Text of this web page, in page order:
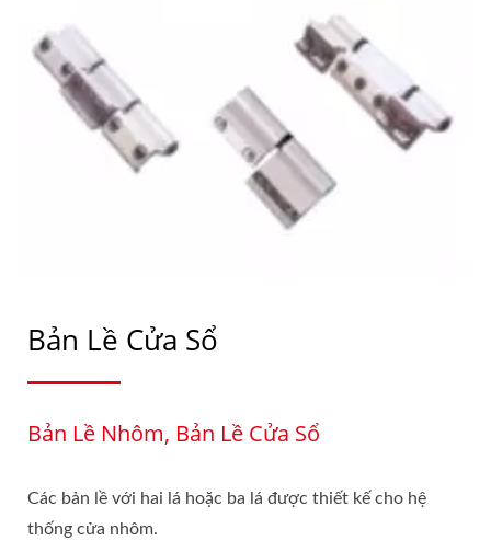
Bản Lề Cửa Sổ
Bản Lề Nhôm, Bản Lề Cửa Sổ
Các bản lề với hai lá hoặc ba lá được thiết kế cho hệ
thống cửa nhôm.